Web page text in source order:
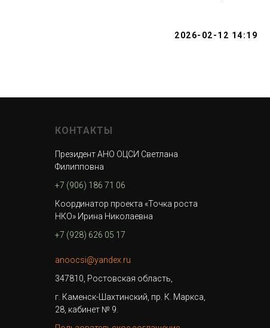
2026-02-12 14:19
КОНТАКТЫ
Президент АНО ОЦСИ Светлана
Филипповна
+7 (906) 186 71 06
Координатор проекта «Точка роста
НКО» Ирина Николаевна
+7 (928) 626 05 17
anoocsi@yandex.ru
347810, Ростовская область,
г. Каменск-Шахтинский, пр. К. Маркса,
28, кабинет № 9.